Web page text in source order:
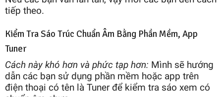
tiếp theo.
Kiểm Tra Sáo Trúc Chuẩn Âm Bằng Phần Mềm, App
Tuner
Cách này khó hơn và phức tạp hơn: Mình sẽ hướng
dẫn các bạn sử dụng phần mềm hoặc app trên
điện thoại có tên là Tuner để kiểm tra sáo xem có